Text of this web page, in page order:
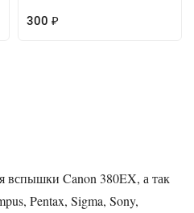
300 ₽
вспышки Canon 380EX, а так
Pentax, Sigma, Sony,